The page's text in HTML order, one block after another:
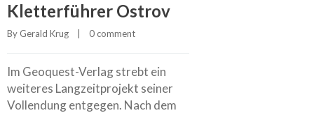
Kletterführer Ostrov
By Gerald Krug 0 comment
Im Geoquest-Verlag strebt ein
weiteres Langzeitprojekt seiner
Vollendung entgegen. Nach dem